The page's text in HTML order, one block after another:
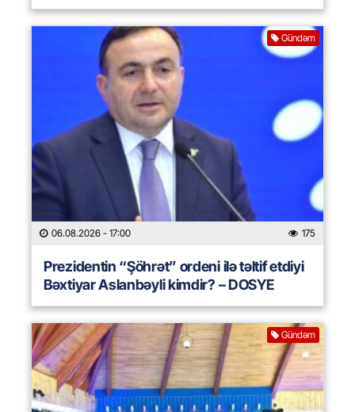
Gündəm
06.08.2026 - 17:00 175
Prezidentin “Şöhrət” ordeni ilə təltif etdiyi
Bəxtiyar Aslanbəyli kimdir? – DOSYE
Gündəm